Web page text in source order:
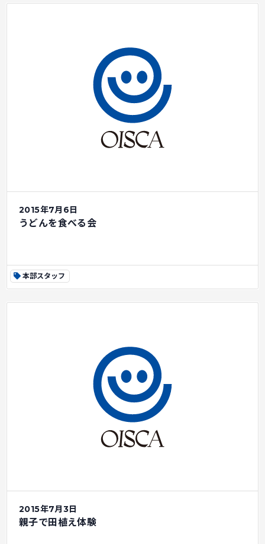
2015年7月6日
うどんを食べる会
本部スタッフ
2015年7月3日
親子で田植え体験